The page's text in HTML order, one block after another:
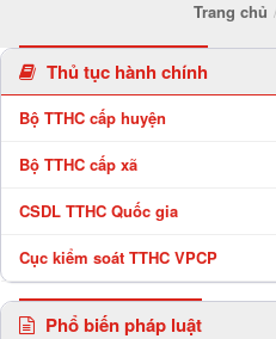
Trang chủ
Thủ tục hành chính
Bộ TTHC cấp huyện
Bộ TTHC cấp xã
CSDL TTHC Quốc gia
Cục kiểm soát TTHC VPCP
Phổ biến pháp luật